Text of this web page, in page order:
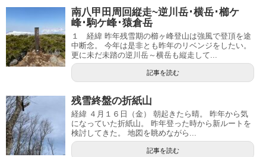
南八甲田周回縦走~逆川岳･横岳･櫛ケ
峰･駒ケ峰･猿倉岳
１ 経緯 昨年残雪期の櫛ヶ峰登山は強風で登頂を途
中断念。 今年は是非とも昨年のリベンジをしたい。
更に未だ未踏の逆川岳～横岳も縦走して...
記事を読む
残雪終盤の折紙山
経緯 ４月１６日（金） 朝起きたら晴。 昨年から気
になっていた折紙山。 昨年登った時から新ルートを
検討してきた。 地図を眺めながら...
記事を読む